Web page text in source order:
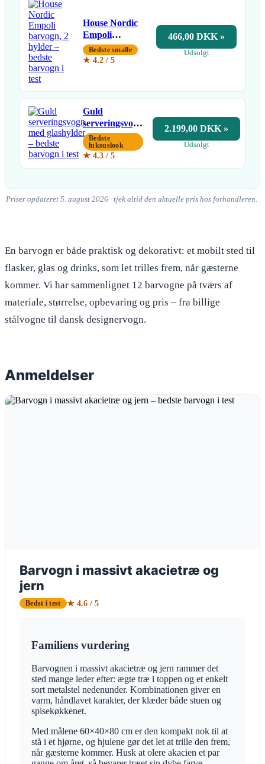
House Nordic
Empoli
barvogn, 2
hylder
Bedste smalle
★ 4.2 / 5
466,00 DKK »
Udsolgt
Guld
serveringsvogn
med
glashylder
Bedste
luksuslook
★ 4.3 / 5
2.199,00 DKK »
Udsolgt
Priser opdateret 5. august 2026 · tjek altid den aktuelle pris hos forhandleren.
En barvogn er både praktisk og dekorativt: et mobilt sted til
flasker, glas og drinks, som let trilles frem, når gæsterne
kommer. Vi har sammenlignet 12 barvogne på tværs af
materiale, størrelse, opbevaring og pris – fra billige
stålvogne til dansk designervogn.
Anmeldelser
Barvogn i massivt akacietræ og
jern
Bedst i test ★ 4.6 / 5
Familiens vurdering
Barvognen i massivt akacietræ og jern rammer det
sted mange leder efter: ægte træ i toppen og et enkelt
sort metalstel nedenunder. Kombinationen giver en
varm, håndlavet karakter, der klæder både stuen og
spisekøkkenet.
Med målene 60×40×80 cm er den kompakt nok til at
stå i et hjørne, og hjulene gør det let at trille den frem,
når gæsterne kommer. Husk at olere akacien et par